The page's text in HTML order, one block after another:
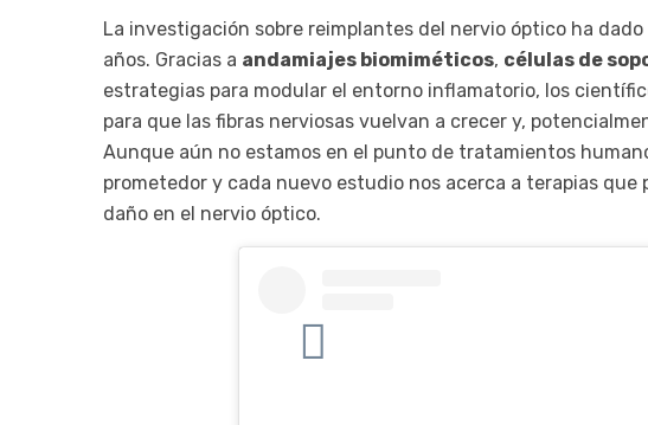
La investigación sobre reimplantes del nervio óptico ha
años. Gracias a andamiajes biomiméticos, células de
estrategias para modular el entorno inflamatorio, los
para que las fibras nerviosas vuelvan a crecer y,
Aunque aún no estamos en el punto de tratamientos
prometedor y cada nuevo estudio nos acerca a terapias
daño en el nervio óptico.